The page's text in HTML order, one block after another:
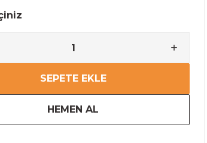
SEPETE EKLE
HEMEN AL